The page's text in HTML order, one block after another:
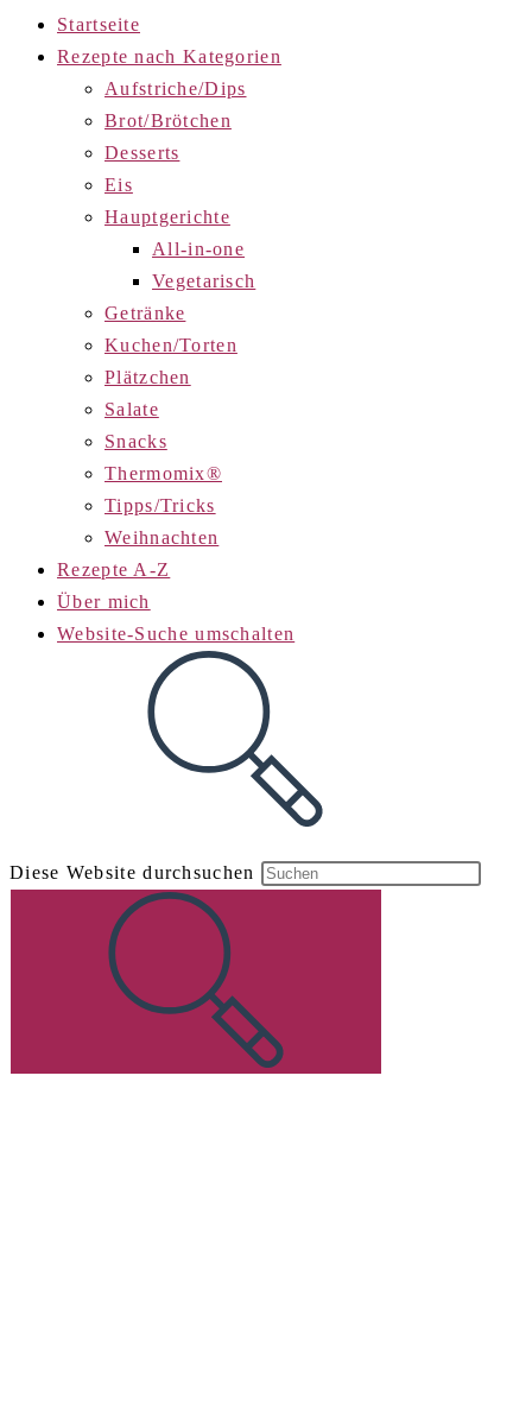
Startseite
Rezepte nach Kategorien
Aufstriche/Dips
Brot/Brötchen
Desserts
Eis
Hauptgerichte
All-in-one
Vegetarisch
Getränke
Kuchen/Torten
Plätzchen
Salate
Snacks
Thermomix®
Tipps/Tricks
Weihnachten
Rezepte A-Z
Über mich
Website-Suche umschalten
Diese Website durchsuchen